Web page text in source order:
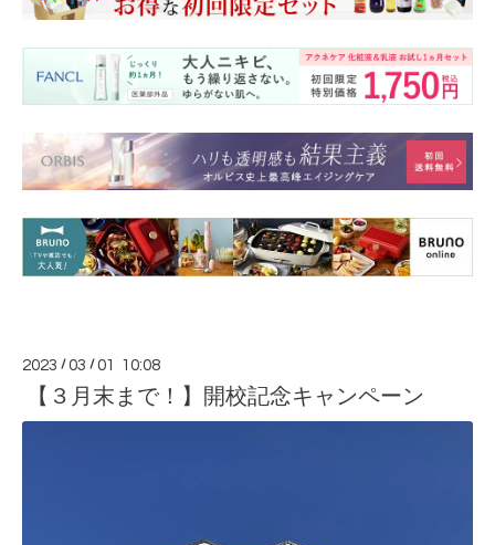
2023 /03 /01 10:08
【３月末まで！】開校記念キャンペーン